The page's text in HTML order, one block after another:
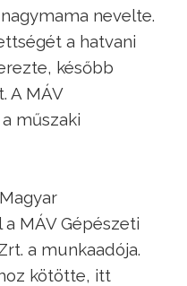
nevelte.
a hatvani
később
A MÁV
műszaki
MÁV Gépészeti
a munkaadója.
kötötte, itt